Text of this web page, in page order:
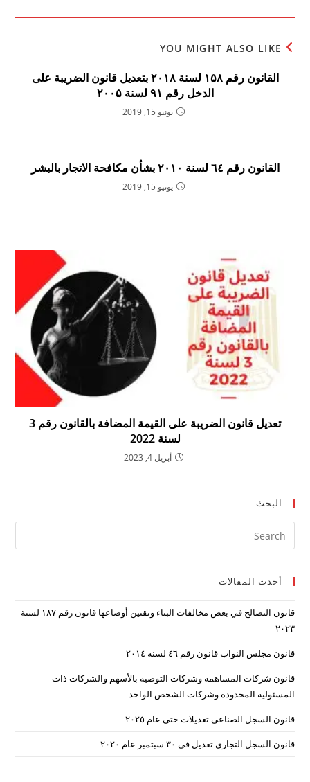
YOU MIGHT ALSO LIKE
القانون رقم ۱۵۸ لسنة ۲۰۱۸ بتعديل قانون الضريبة على
الدخل رقم ۹۱ لسنة ۲۰۰۵
يونيو 15, 2019
القانون رقم ٦٤ لسنة ۲۰۱۰ بشأن مكافحة الاتجار بالبشر
يونيو 15, 2019
تعديل قانون الضريبة على القيمة المضافة بالقانون رقم 3
لسنة 2022
أبريل 4, 2023
البحث
أحدث المقالات
قانون التصالح في بعض مخالفات البناء وتقنين أوضاعها قانون رقم ۱۸۷ لسنة
۲۰۲۳
قانون مجلس النواب قانون رقم ٤٦ لسنة ٢٠١٤
قانون شركات المساهمة وشركات التوصية بالأسهم والشركات ذات
المسئولية المحدودة وشركات الشخص الواحد
قانون السجل الصناعى تعديلات حتى عام ٢٠٢٥
قانون السجل التجارى تعديل في ٣٠ سبتمبر عام ٢٠٢٠